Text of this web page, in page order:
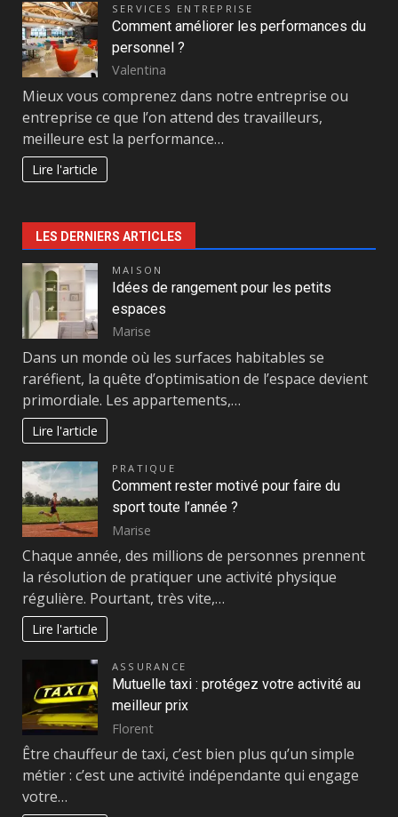
SERVICES ENTREPRISE
Comment améliorer les performances du
personnel ?
Valentina
Mieux vous comprenez dans notre entreprise ou
entreprise ce que l’on attend des travailleurs,
meilleure est la performance…
Lire l'article
LES DERNIERS ARTICLES
MAISON
Idées de rangement pour les petits
espaces
Marise
Dans un monde où les surfaces habitables se
raréfient, la quête d’optimisation de l’espace devient
primordiale. Les appartements,…
Lire l'article
PRATIQUE
Comment rester motivé pour faire du
sport toute l’année ?
Marise
Chaque année, des millions de personnes prennent
la résolution de pratiquer une activité physique
régulière. Pourtant, très vite,…
Lire l'article
ASSURANCE
Mutuelle taxi : protégez votre activité au
meilleur prix
Florent
Être chauffeur de taxi, c’est bien plus qu’un simple
métier : c’est une activité indépendante qui engage
votre…